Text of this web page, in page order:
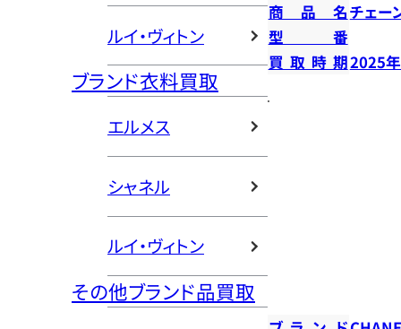
ルイ・ヴィトン
ブランド衣料買取
エルメス
シャネル
ルイ・ヴィトン
その他ブランド品買取
商品名チェー
型番
買取時期2025